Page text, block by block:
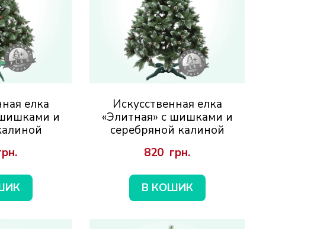
елка
и
Искусственная елка
«Элитная» с шишками и
серебряной калиной
820  грн.
В КОШИК